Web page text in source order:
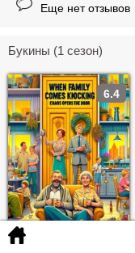
Еще нет отзывов
Букины (1 сезон)
6.4
Смотреть онлайн